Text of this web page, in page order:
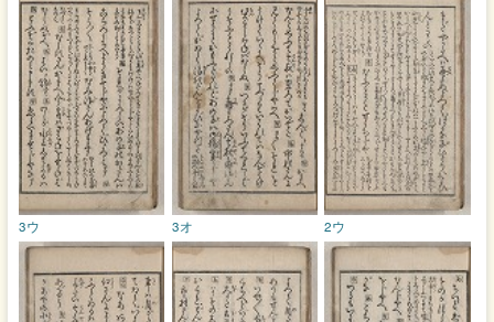
2ウ
3オ
3ウ